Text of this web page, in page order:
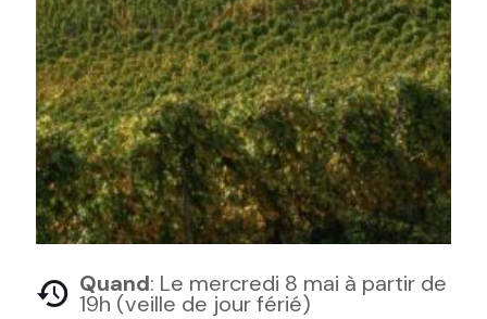
Quand: Le mercredi 8 mai à partir de
19h (veille de jour férié)